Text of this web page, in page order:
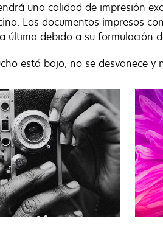
una calidad de impresión
Los documentos impresos
última debido a su formulación
está bajo, no se desvanece y